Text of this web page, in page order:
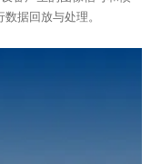
据回放与处理。